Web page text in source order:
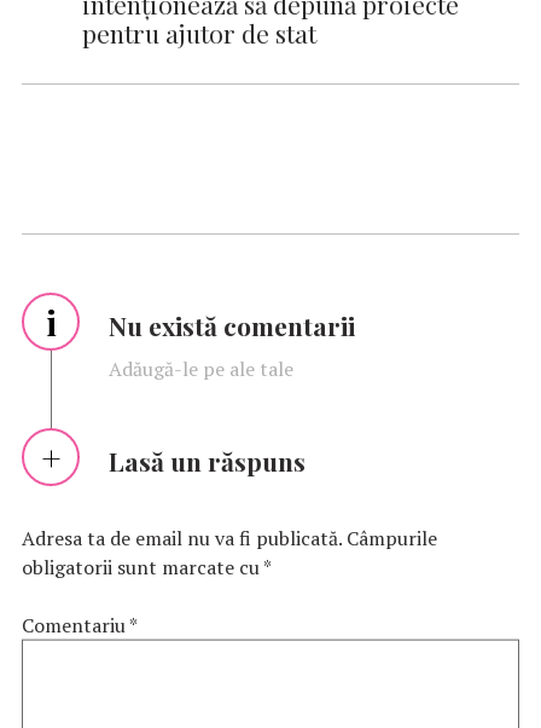
pentru ajutor de stat
i Nu există comentarii
Adăugă-le pe ale tale
Lasă un răspuns
Adresa ta de email nu va fi publicată. Câmpurile
obligatorii sunt marcate cu*
Comentariu*